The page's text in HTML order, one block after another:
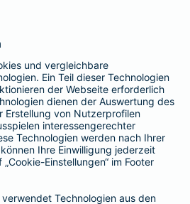
der BarmeniaGothaer
SEITEN
Zusatzversicherung